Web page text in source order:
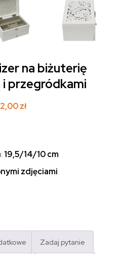
na biżuterię
i przegródkami
zł
19,5/14/10 cm
zdjęciami
Zadaj pytanie